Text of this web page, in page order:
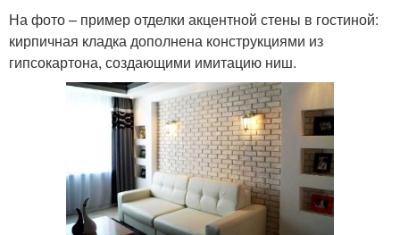
На фото – пример отделки акцентной стены в гостиной:
кирпичная кладка дополнена конструкциями из
гипсокартона, создающими имитацию ниш.